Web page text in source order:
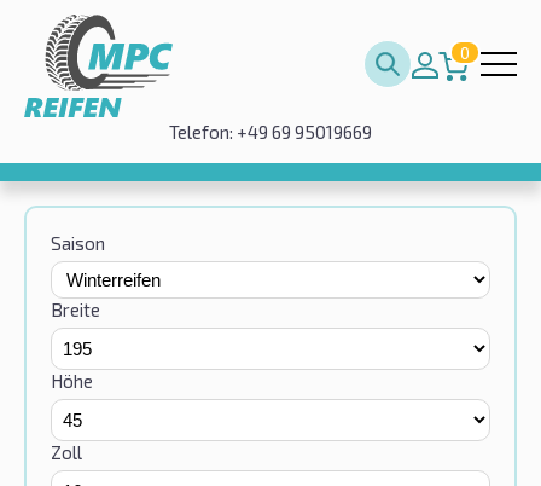
0
Telefon: +49 69 95019669
Saison
Breite
Höhe
Zoll